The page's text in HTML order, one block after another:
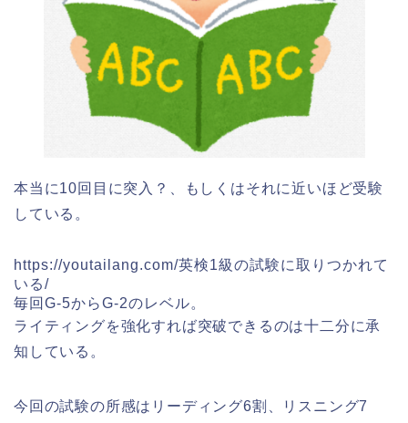
本当に10回目に突入？、もしくはそれに近いほど受験
している。
https://youtailang.com/英検1級の試験に取りつかれて
いる/
毎回G-5からG-2のレベル。
ライティングを強化すれば突破できるのは十二分に承
知している。
今回の試験の所感はリーディング6割、リスニング7